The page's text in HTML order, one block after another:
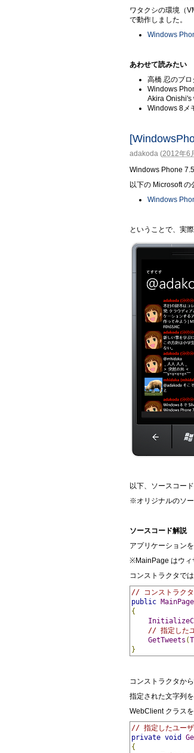
ワタクシの環境（
で動作しました。
Windows
あわせて読みたい
高橋 忍のブ
Windows
Akira Onishi's
Windows 8メ
adakoda (2012年6
Windows Phone
以下の Microsoft の
Windows
ということで、実
以下、ソースコー
※オリジナルのソ
ソースコード解説
アプリケーション
※MainPage はウィ
コンストラクタで
// コンストラクタ
public MainPage
{
// 指定した
GetTweets (
}
コンストラクタか
指定された文字列
WebClient クラス
// 指定したユーザ
private void
{